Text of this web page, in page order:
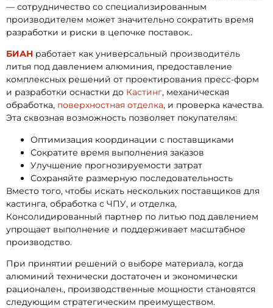
— сотрудничество со специализированным
производителем может значительно сократить время
разработки и риски в цепочке поставок..
БИАН работает как универсальный производитель
литья под давлением алюминия, предоставление
комплексных решений от проектирования пресс-форм
и разработки оснастки до Кастинг, механическая
обработка, поверхностная отделка, и проверка качества.
Эта сквозная возможность позволяет покупателям:
Оптимизация координации с поставщиками
Сократите время выполнения заказов
Улучшение прогнозируемости затрат
Сохраняйте размерную последовательность
Вместо того, чтобы искать нескольких поставщиков для
кастинга, обработка с ЧПУ, и отделка,
Консолидированный партнер по литью под давлением
упрощает выполнение и поддерживает масштабное
производство.
При принятии решений о выборе материала, когда
алюминий технически достаточен и экономически
рационален., производственные мощности становятся
следующим стратегическим преимуществом.